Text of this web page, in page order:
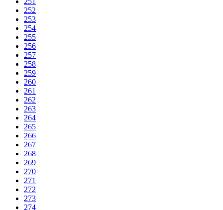
252
253
254
255
256
257
258
259
260
261
262
263
264
265
266
267
268
269
270
271
272
273
274